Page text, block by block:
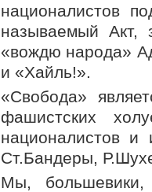
националистов
называемый Акт,
«вождю народа»
и «Хайль!».
«Свобода»
фашистских
националистов
Ст.Бандеры,
Мы, большевики,